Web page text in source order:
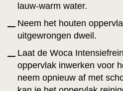
lauw-warm water.
Neem het houten
uitgewrongen dweil.
Laat de Woca
oppervlak inwerken voor
neem opnieuw af met